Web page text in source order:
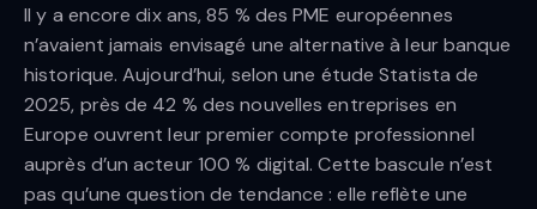
Il y a encore dix ans, 85 % des PME européennes
n’avaient jamais envisagé une alternative à leur banque
historique. Aujourd’hui, selon une étude Statista de
2025, près de 42 % des nouvelles entreprises en
Europe ouvrent leur premier compte professionnel
auprès d’un acteur 100 % digital. Cette bascule n’est
pas qu’une question de tendance : elle reflète une